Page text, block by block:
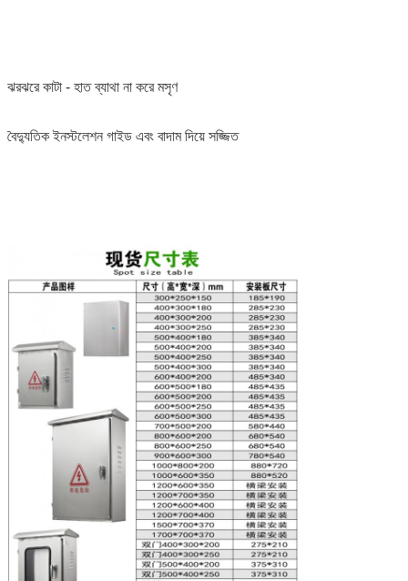
ঝরঝরে কাটা - হাত ব্যাথা না করে মসৃণ
বৈদ্যুতিক ইনস্টলেশন গাইড এবং বাদাম দিয়ে সজ্জিত